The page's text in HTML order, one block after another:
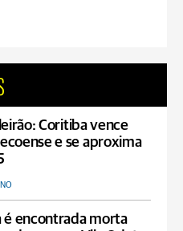
Coritiba vence
e se aproxima
é encontrada morta